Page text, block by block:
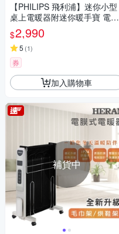
【PHILIPS 飛利浦】迷你小型
桌上電暖器附迷你暖手寶 電暖
蛋 粉色 AHR2124PFM
$2,990
5 (1)
券
加入購物車
補貨中